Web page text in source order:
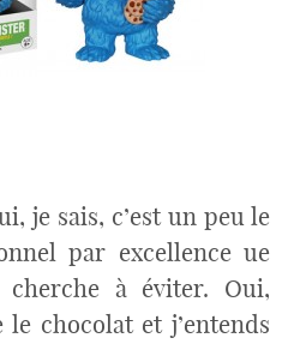
je sais, c’est un peu le
par excellence ue
à éviter. Oui,
le chocolat et j’entends